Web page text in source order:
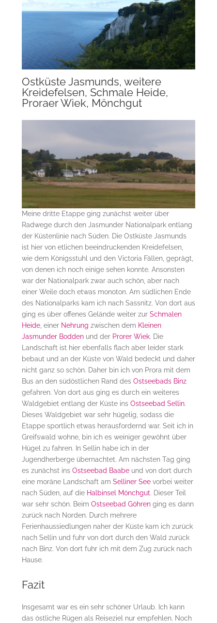
Ostküste Jasmunds, weitere
Kreidefelsen, Schmale Heide,
Proraer Wiek, Mönchgut
Meine dritte Etappe ging zunächst weiter über
Radwege durch den Jasmunder Nationalpark entlang
der Küstenlinie nach Süden. Die Ostküste Jasmunds
ist hier von etlichen beeindruckenden Kreidefelsen,
wie dem Königsstuhl und den Victoria Fällen, geprägt,
von denen ich noch einige sehen konnte. Ansonsten
war der Nationalpark zwar auch schön, aber nach
einer Weile doch etwas monoton. Am südlichen Ende
des Nationalparks kam ich nach Sassnitz. Von dort aus
ging es über offenes Gelände weiter zur Schmalen
Heide, einer Nehrung zwischen dem Kleinen
Jasmunder Boddenund der Prorer Wiek. Die
Landschaft ist hier ebenfalls flach aber leider stark
bebaut und an der Küste von Wald bedeckt und daher
nicht ganz so schön. Daher bin ich von Prora mit dem
Bus an den südöstlichen Rand des Ostseebads Binz
gefahren. Von dort aus ging es durch ein weiteres
Waldgebiet entlang der Küste ins Ostseebad Sellin.
Dieses Waldgebiet war sehr hügelig, sodass die
Etappe sportlich etwas herausfordernd war. Seit ich in
Greifswald wohne, bin ich es weiniger gewöhnt über
Hügel zu fahren. In Sellin habe ich in der
Jugendherberge übernachtet. Am nächsten Tag ging
es zunächst ins Ostseebad Baabeund von dort durch
eine moräne Landschaft am Selliner Seevorbei weiter
nach Süden, auf die Halbinsel Mönchgut. Dieser Teil
war sehr schön. Beim Ostseebad Göhrenging es dann
zurück nach Norden. Durch mehrere
Ferienhaussiedlungen naher der Küste kam ich zurück
nach Sellin und fuhr von dort durch den Wald zurück
nach Binz. Von dort fuhr ich mit dem Zug zurück nach
Hause.
Fazit
Insgesamt war es ein sehr schöner Urlaub. Ich kann
das östliche Rügen als Reiseziel nur empfehlen. Noch